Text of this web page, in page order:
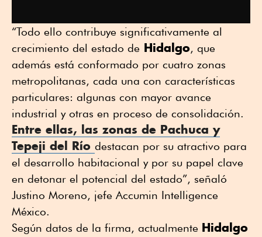
“Todo ello contribuye significativamente al
crecimiento del estado de Hidalgo, que
además está conformado por cuatro zonas
metropolitanas, cada una con características
particulares: algunas con mayor avance
industrial y otras en proceso de consolidación.
Entre ellas, las zonas de Pachuca y
Tepeji del Río destacan por su atractivo para
el desarrollo habitacional y por su papel clave
en detonar el potencial del estado”, señaló
Justino Moreno, jefe Accumin Intelligence
México.
Según datos de la firma, actualmente Hidalgo